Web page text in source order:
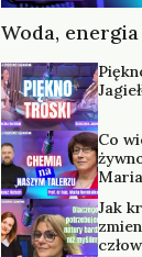
Woda,
Co
Jak